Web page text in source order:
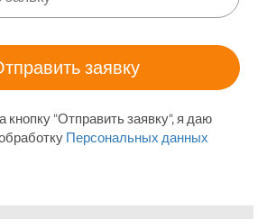
кнопку "Отправить заявку", я даю
Персональных данных